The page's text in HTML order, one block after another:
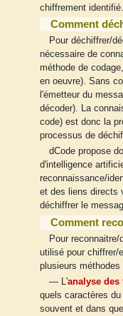
chiffrement identifié.
Comment
Pour déchiffrer/
nécessaire de
méthode de
en oeuvre). Sans
l'émetteur du
décoder). La
code) est donc la
processus de
dCode propose
d'intelligence
reconnaissance/
et des liens directs
déchiffrer le
Comment
Pour
utilisé pour chiffrer/
plusieurs
— L'analyse des
quels caractères
souvent et dans